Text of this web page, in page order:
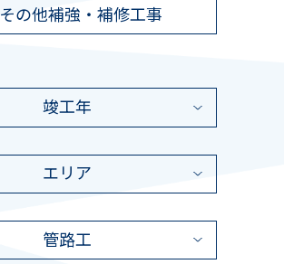
その他補強・補修工事
竣工年
エリア
管路工